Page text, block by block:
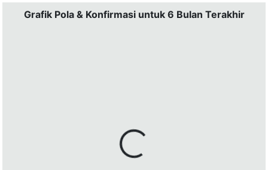
Grafik Pola & Konfirmasi untuk 6 Bulan Terakhir